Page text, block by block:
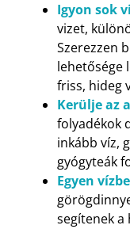
Igyon sok
vizet,
Szerezzen
lehetősége
friss, hideg
Kerülje az
folyadékok
inkább víz,
gyógyteák
Egyen
segítenek